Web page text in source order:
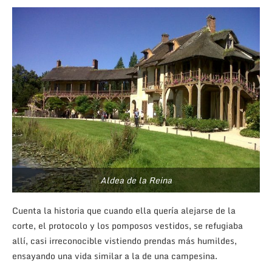
Aldea de la Reina
Cuenta la historia que cuando ella quería alejarse de la
corte, el protocolo y los pomposos vestidos, se refugiaba
allí, casi irreconocible vistiendo prendas más humildes,
ensayando una vida similar a la de una campesina.